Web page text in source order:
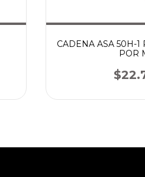
CADENA ASA 50H-
POR